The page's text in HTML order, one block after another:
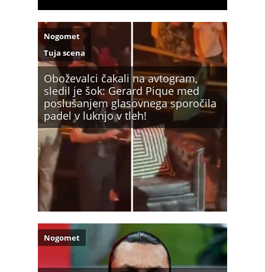
Oboževalci čakali na avtogram,
sledil je šok: Gerard Pique med
poslušanjem glasovnega sporočila
padel v luknjo v tleh!
Nogomet
Tuja scena
Nogomet